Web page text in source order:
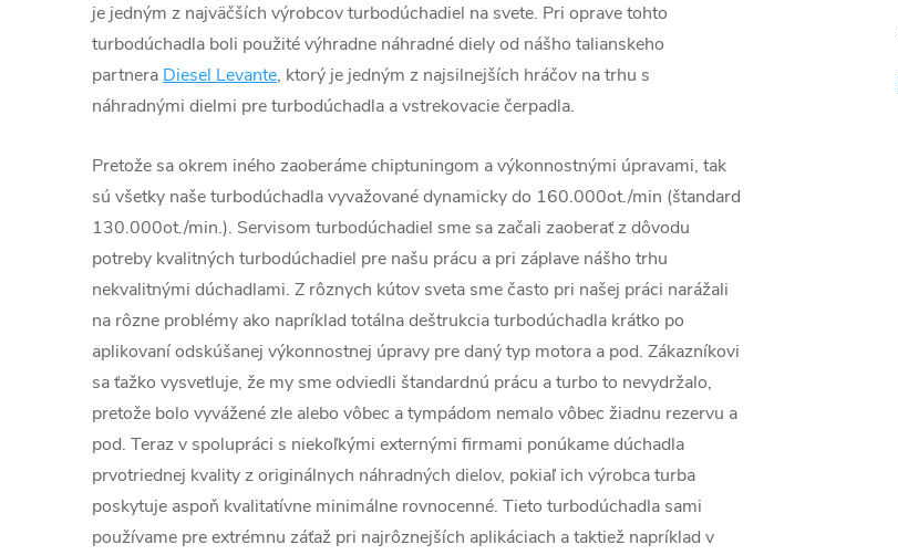
je jedným z najväčších výrobcov turbodúchadiel na svete. Pri oprave tohto
turbodúchadla boli použité výhradne náhradné diely od nášho talianskeho
partnera Diesel Levante, ktorý je jedným z najsilnejších hráčov na trhu s
náhradnými dielmi pre turbodúchadla a vstrekovacie čerpadla.
Pretože sa okrem iného zaoberáme chiptuningom a výkonnostnými úpravami, tak
sú všetky naše turbodúchadla vyvažované dynamicky do 160.000ot./min (štandard
130.000ot./min.). Servisom turbodúchadiel sme sa začali zaoberať z dôvodu
potreby kvalitných turbodúchadiel pre našu prácu a pri záplave nášho trhu
nekvalitnými dúchadlami. Z rôznych kútov sveta sme často pri našej práci narážali
na rôzne problémy ako napríklad totálna deštrukcia turbodúchadla krátko po
aplikovaní odskúšanej výkonnostnej úpravy pre daný typ motora a pod. Zákazníkovi
sa ťažko vysvetluje, že my sme odviedli štandardnú prácu a turbo to nevydržalo,
pretože bolo vyvážené zle alebo vôbec a tympádom nemalo vôbec žiadnu rezervu a
pod. Teraz v spolupráci s niekoľkými externými firmami ponúkame dúchadla
prvotriednej kvality z originálnych náhradných dielov, pokiaľ ich výrobca turba
poskytuje aspoň kvalitatívne minimálne rovnocenné. Tieto turbodúchadla sami
používame pre extrémnu záťaž pri najrôznejších aplikáciach a taktiež napríklad v